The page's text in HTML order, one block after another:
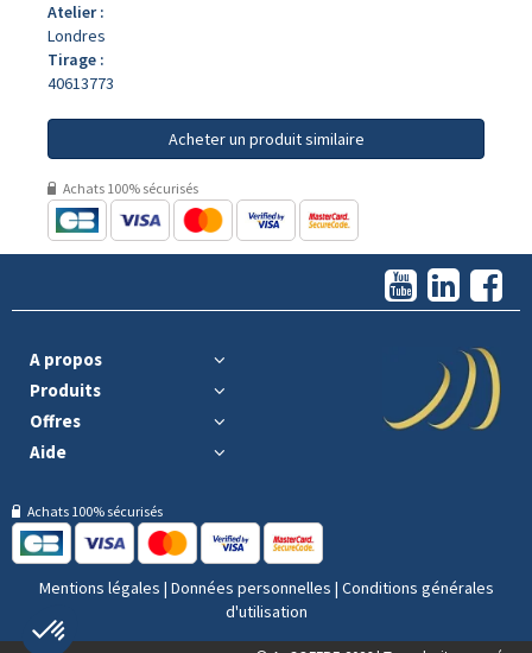
Atelier :
Londres
Tirage :
40613773
Acheter un produit similaire
Achats 100% sécurisés
A propos
Produits
Offres
Aide
Achats 100% sécurisés
Mentions légales | Données personnelles | Conditions générales
d'utilisation